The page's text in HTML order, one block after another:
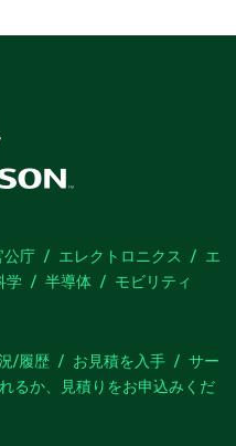
公庁 エレクトロニクス
エ
学 半導体 モビリティ
/履歴 お見積を入手
サー
るか、見積りをお申込みくだ